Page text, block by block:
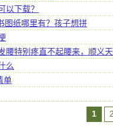
以下载？
图纸哪里有？孩子想拼
腰特别疼直不起腰来，顺义
么
单
1